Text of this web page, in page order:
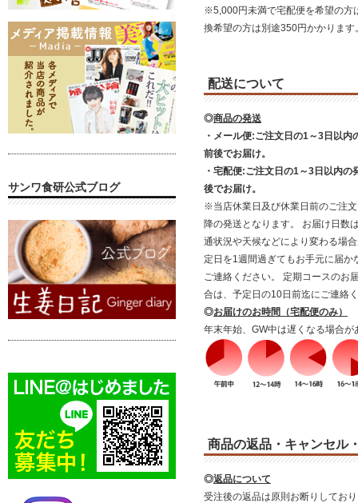
※5,000円未満で宅配便を希望の方
換希望の方は別途350円かかります
配送について
◎商品の発送
・メール便:ご注文日の1～3日以内
前後でお届け。
・宅配便:ご注文日の1～3日以内の
後でお届け。
※当店休業日及び休業日前のご注
降の発送となります。 お届け日数
通状況や天候などにより変わる場
定日を1週間過ぎてもお手元に届か
ご連絡ください。 定期コースのお
合は、予定日の10日前迄にご連絡
◎お届けのお時間（宅配便のみ）
年末年始、GW中は遅くなる場合が
商品の返品・キャンセル
◎返品について
受注後の返品は原則お断りしてお
サンワ食研公式ブログ